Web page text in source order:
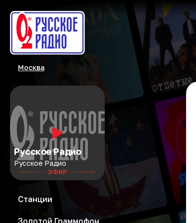
Москва
Русское Радио
Русское Радио
ЭФИР
Станции
Золотой Граммофон